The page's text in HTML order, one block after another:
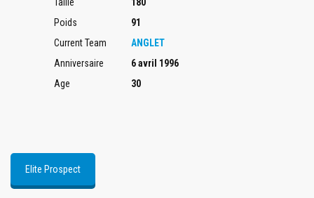
Poids
91
Current Team
ANGLET
Anniversaire
6 avril 1996
Age
30
Elite Prospect